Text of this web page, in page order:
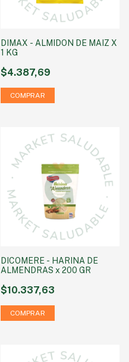
DIMAX - ALMIDON DE MAIZ X
1 KG
$4.387,69
DICOMERE - HARINA DE
ALMENDRAS x 200 GR
$10.337,63